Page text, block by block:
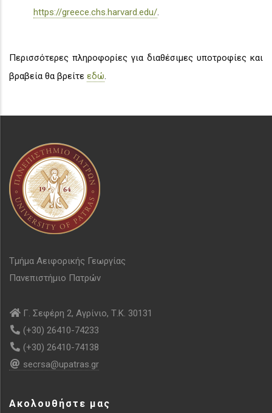
https://greece.chs.harvard.edu/
Περισσότερες πληροφορίες για διαθέσιμες υποτροφίες και
βραβεία θα βρείτε εδώ
Τμήμα Αειφορικής Γεωργίας
Πανεπιστήμιο Πατρών
Γ. Σεφέρη 2, Αγρίνιο, Τ.Κ. 30131
(+30) 26410-74233
(+30) 26410-74138
secrsa@upatras.gr
Ακολουθήστε μας